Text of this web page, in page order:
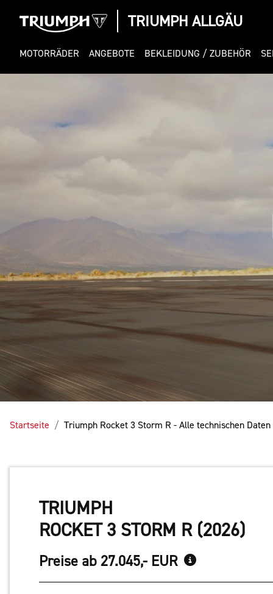
TRIUMPH ALLGÄU
MOTORRÄDER ANGEBOTE BEKLEIDUNG / ZUBEHÖR
Startseite Triumph Rocket 3 Storm R - Alle technischen
TRIUMPH
ROCKET 3 STORM R (2026)
Preise ab 27.045,- EUR